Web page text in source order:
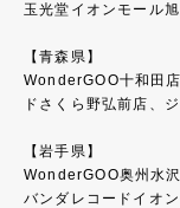
玉光堂イオンモール
【青森県】
WonderGOO十和田
ドさくら野弘前店、
【岩手県】
WonderGOO奥州水
バンダレコードイオ